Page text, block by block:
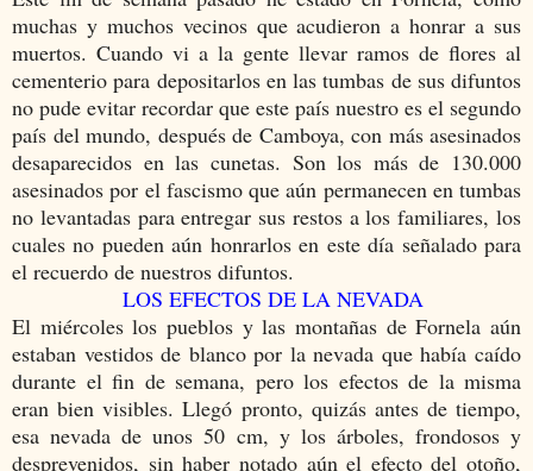
muchas y muchos vecinos que acudieron a honrar a sus
muertos. Cuando vi a la gente llevar ramos de flores al
cementerio para depositarlos en las tumbas de sus difuntos
no pude evitar recordar que este país nuestro es el segundo
país del mundo, después de Camboya, con más asesinados
desaparecidos en las cunetas. Son los más de 130.000
asesinados por el fascismo que aún permanecen en tumbas
no levantadas para entregar sus restos a los familiares, los
cuales no pueden aún honrarlos en este día señalado para
el recuerdo de nuestros difuntos.
LOS EFECTOS DE LA NEVADA
El miércoles los pueblos y las montañas de Fornela aún
estaban vestidos de blanco por la nevada que había caído
durante el fin de semana, pero los efectos de la misma
eran bien visibles. Llegó pronto, quizás antes de tiempo,
esa nevada de unos 50 cm, y los árboles, frondosos y
desprevenidos, sin haber notado aún el efecto del otoño,